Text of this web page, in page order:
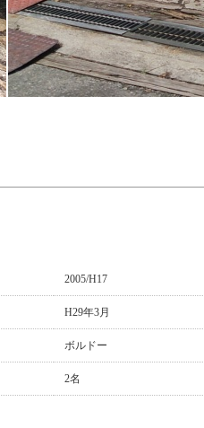
2005/H17
H29年3月
ボルドー
2名